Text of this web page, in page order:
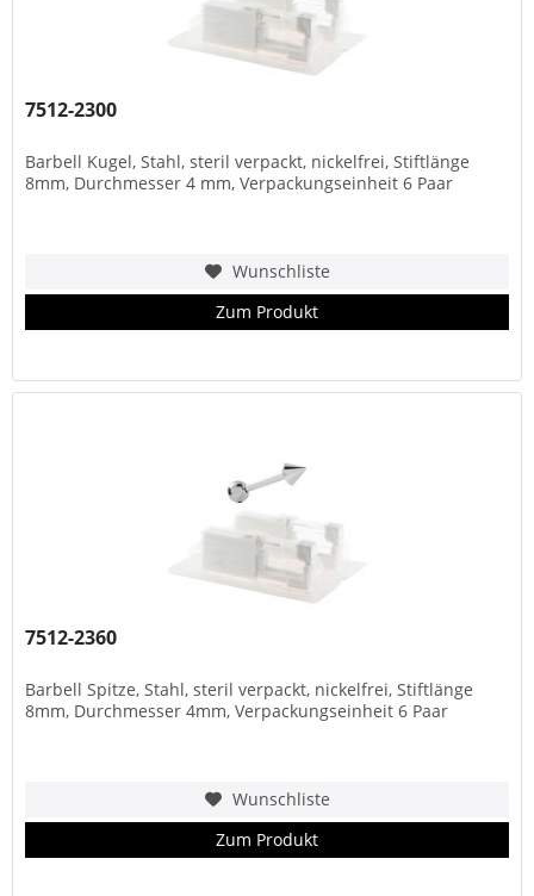
7512-2300
Barbell Kugel, Stahl, steril verpackt, nickelfrei, Stiftlänge
8mm, Durchmesser 4 mm, Verpackungseinheit 6 Paar
Wunschliste
Zum Produkt
7512-2360
Barbell Spitze, Stahl, steril verpackt, nickelfrei, Stiftlänge
8mm, Durchmesser 4mm, Verpackungseinheit 6 Paar
Wunschliste
Zum Produkt